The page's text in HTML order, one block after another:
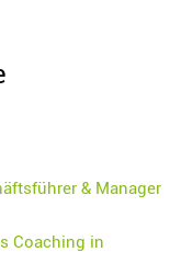
& Manager
Coaching in